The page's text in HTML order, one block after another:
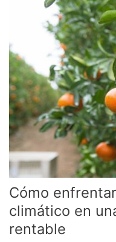
Cómo
climático en
rentable
cambio
climático
en
una
producción
de
cítricos
rentable